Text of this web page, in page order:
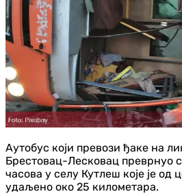
Аутобус који превози ђаке на
Брестовац-Лесковац преврнуо
часова у селу Кутлеш које је од
удаљено око 25 километара.